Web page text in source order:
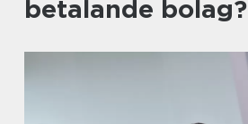
betalande bolag?